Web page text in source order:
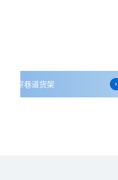
重力式货架